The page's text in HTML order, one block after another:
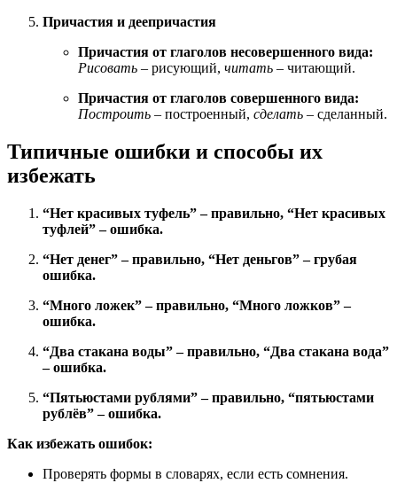
Причастия и деепричастия
Причастия от глаголов несовершенного вида:
Рисовать – рисующий, читать – читающий.
Причастия от глаголов совершенного вида:
Построить – построенный, сделать – сделанный.
Типичные ошибки и способы их
избежать
“Нет красивых туфель” – правильно, “Нет красивых
туфлей” – ошибка.
“Нет денег” – правильно, “Нет деньгов” – грубая
ошибка.
“Много ложек” – правильно, “Много ложков” –
ошибка.
“Два стакана воды” – правильно, “Два стакана вода”
– ошибка.
“Пятьюстами рублями” – правильно, “пятьюстами
рублёв” – ошибка.
Как избежать ошибок:
Проверять формы в словарях, если есть сомнения.